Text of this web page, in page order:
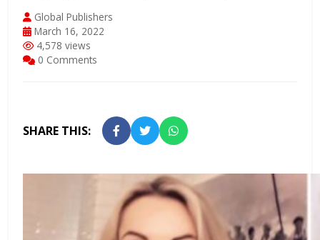
Global Publishers
March 16, 2022
4,578 views
0 Comments
SHARE THIS: